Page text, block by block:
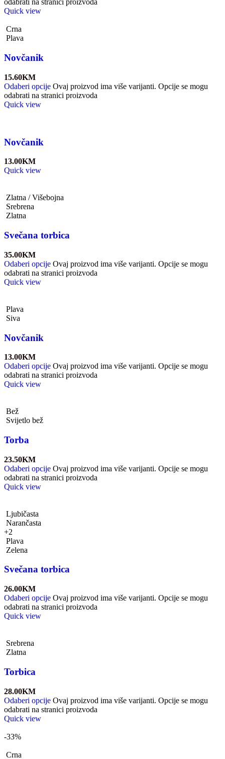
odabrati na stranici proizvoda
Quick view
Crna
Plava
Novčanik
15.60KM
Odaberi opcije Ovaj proizvod ima više varijanti. Opcije se mogu
odabrati na stranici proizvoda
Quick view
Novčanik
13.00KM
Quick view
Zlatna / Višebojna
Srebrena
Zlatna
Svečana torbica
35.00KM
Odaberi opcije Ovaj proizvod ima više varijanti. Opcije se mogu
odabrati na stranici proizvoda
Quick view
Plava
Siva
Novčanik
13.00KM
Odaberi opcije Ovaj proizvod ima više varijanti. Opcije se mogu
odabrati na stranici proizvoda
Quick view
Bež
Svijetlo bež
Torba
23.50KM
Odaberi opcije Ovaj proizvod ima više varijanti. Opcije se mogu
odabrati na stranici proizvoda
Quick view
Ljubičasta
Narančasta
+2
Plava
Zelena
Svečana torbica
26.00KM
Odaberi opcije Ovaj proizvod ima više varijanti. Opcije se mogu
odabrati na stranici proizvoda
Quick view
Srebrena
Zlatna
Torbica
28.00KM
Odaberi opcije Ovaj proizvod ima više varijanti. Opcije se mogu
odabrati na stranici proizvoda
Quick view
-33%
Crna